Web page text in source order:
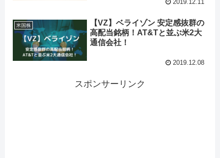
2019.12.11
米国株
【VZ】ベライゾン 安定感抜群の
高配当銘柄！AT&Tと並ぶ米2大
通信会社！
2019.12.08
スポンサーリンク